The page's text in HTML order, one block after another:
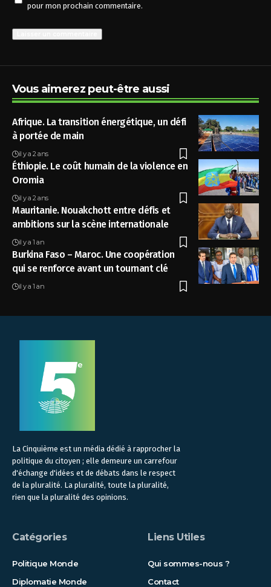
pour mon prochain commentaire.
Vous aimerez peut-être aussi
Afrique. La transition énergétique, un défi
à portée de main
il y a 2 ans
Éthiopie. Le coût humain de la violence en
Oromia
il y a 2 ans
Mauritanie. Nouakchott entre défis et
ambitions sur la scène internationale
il y a 1 an
Burkina Faso – Maroc. Une coopération
qui se renforce avant un tournant clé
il y a 1 an
La Cinquième est un média dédié à rapprocher la
politique du citoyen ; elle demeure un carrefour
d'échange d'idées et de débats dans le respect
de la pluralité. La pluralité, toute la pluralité,
rien que la pluralité des opinions.
Catégories
Politique Monde
Diplomatie Monde
Liens Utiles
Qui sommes-nous ?
Contact